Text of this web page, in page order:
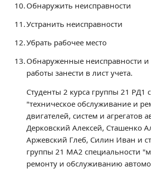
Международное сотрудничество
Организация питания в
организации
УЧЕБНАЯ РАБОТА
Расписание занятий
Заочное отделение
Локальные акты
ВОСПИТАТЕЛЬНАЯ РАБОТА
Безопасность на железной дороге
ГТО
Обнаружить неисправности
Устранить неисправности
Убрать рабочее место
Обнаруженные неисправности
работы занести в лист учета.
Студенты 2 курса группы 21 РД1
"техническое обслуживание и
двигателей, систем и агрегатов
Дерковский Алексей, Сташенко
Аржевский Глеб, Силин Иван и
группы 21 МА2 специальности
ремонту и обслуживанию